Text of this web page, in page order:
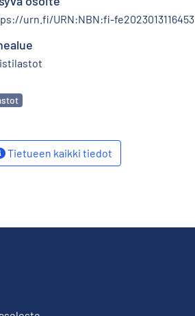
urn.fi/URN:NBN:fi-fe2023013116453
Tietueen kaikki tiedot